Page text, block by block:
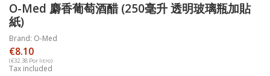
O-Med 麝香葡萄酒醋 (250毫升 透明玻璃瓶加貼
紙)
Brand: O-Med
€8.10
(€32.38 Por litro)
Tax included